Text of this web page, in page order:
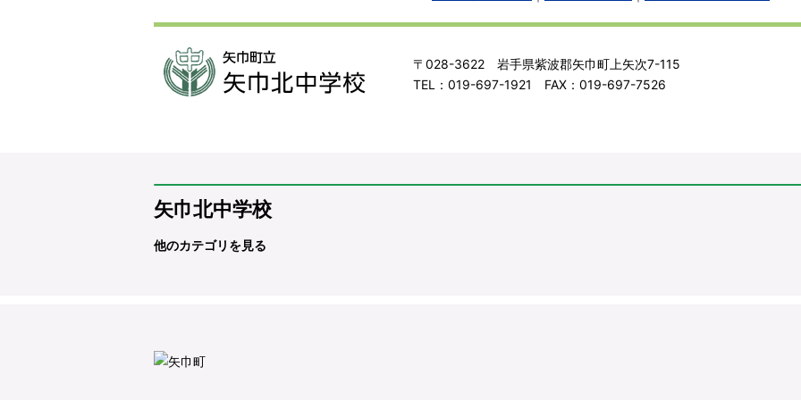
〒028-3622 岩手県紫波郡矢巾町上矢次7-115
TEL：019-697-1921 FAX：019-697-7526
矢巾北中学校
他のカテゴリを見る